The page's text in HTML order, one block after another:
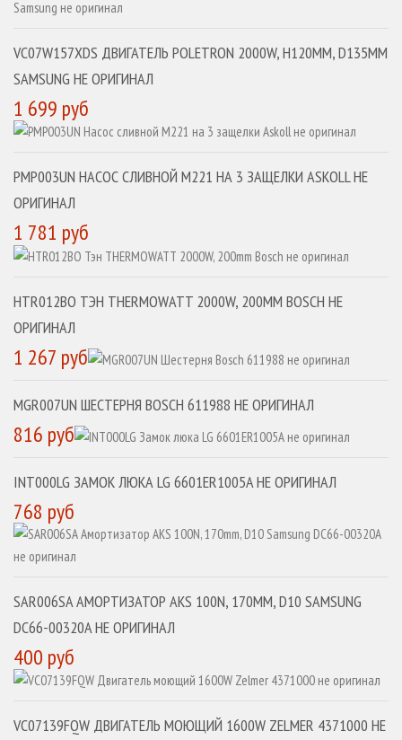
VC07W157XDS ДВИГАТЕЛЬ POLETRON 2000W, H120MM, D135MM
SAMSUNG НЕ ОРИГИНАЛ
1 699 руб
PMP003UN НАСОС СЛИВНОЙ M221 НА 3 ЗАЩЕЛКИ ASKOLL НЕ
ОРИГИНАЛ
1 781 руб
HTR012BO ТЭН THERMOWATT 2000W, 200MM BOSCH НЕ
ОРИГИНАЛ
1 267 руб
MGR007UN ШЕСТЕРНЯ BOSCH 611988 НЕ ОРИГИНАЛ
816 руб
INT000LG ЗАМОК ЛЮКА LG 6601ER1005A НЕ ОРИГИНАЛ
768 руб
SAR006SA АМОРТИЗАТОР AKS 100N, 170MM, D10 SAMSUNG
DC66-00320A НЕ ОРИГИНАЛ
400 руб
VC07139FQW ДВИГАТЕЛЬ МОЮЩИЙ 1600W ZELMER 4371000 НЕ